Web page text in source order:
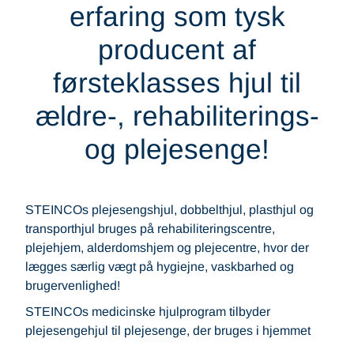
erfaring som tysk
producent af
førsteklasses hjul til
ældre-, rehabiliterings-
og plejesenge!
STEINCOs plejesengshjul, dobbelthjul, plasthjul og
transporthjul bruges på rehabiliteringscentre,
plejehjem, alderdomshjem og plejecentre, hvor der
lægges særlig vægt på hygiejne, vaskbarhed og
brugervenlighed!
STEINCOs medicinske hjulprogram tilbyder
plejesengehjul til plejesenge, der bruges i hjemmet